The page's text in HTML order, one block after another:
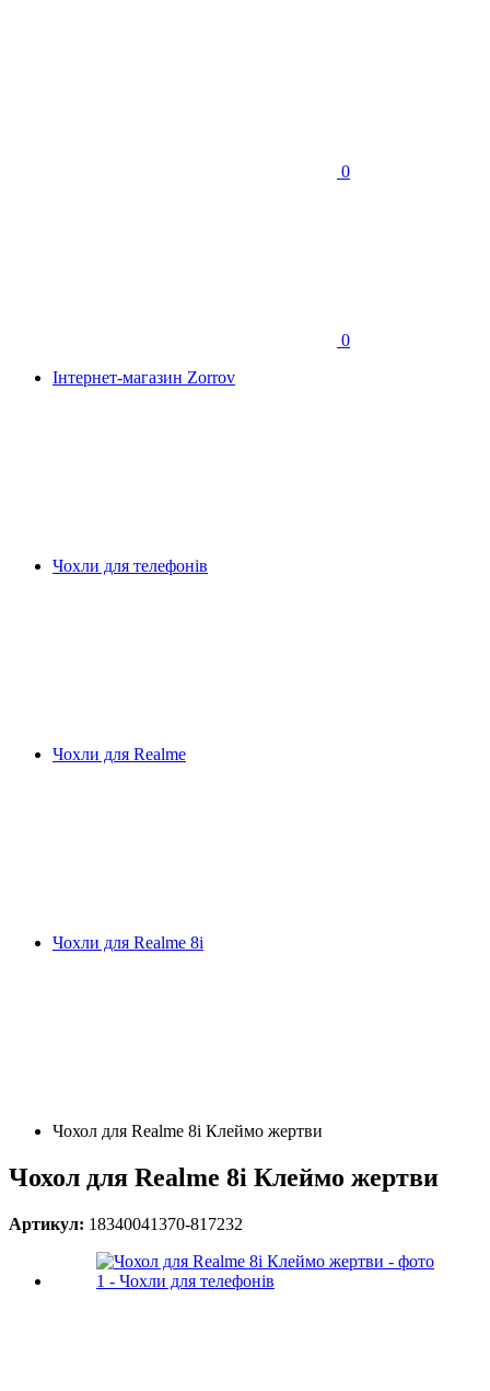
0
0
Інтернет-магазин Zorrov
Чохли для телефонів
Чохли для Realme
Чохли для Realme 8i
Чохол для Realme 8i Клеймо жертви
Чохол для Realme 8i Клеймо жертви
Артикул: 18340041370-817232